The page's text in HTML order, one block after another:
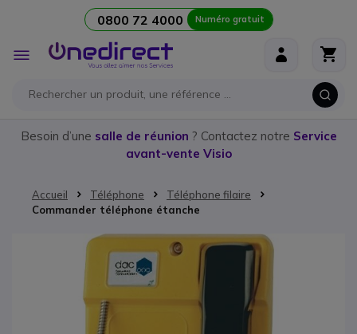
0800 72 4000 Numéro gratuit
Affichage
navigation
Besoin d’une salle de réunion ? Contactez notre Service
avant-vente Visio
Accueil Téléphone
Téléphone filaire
Commander téléphone étanche
Passer à la fin de la galerie d’images